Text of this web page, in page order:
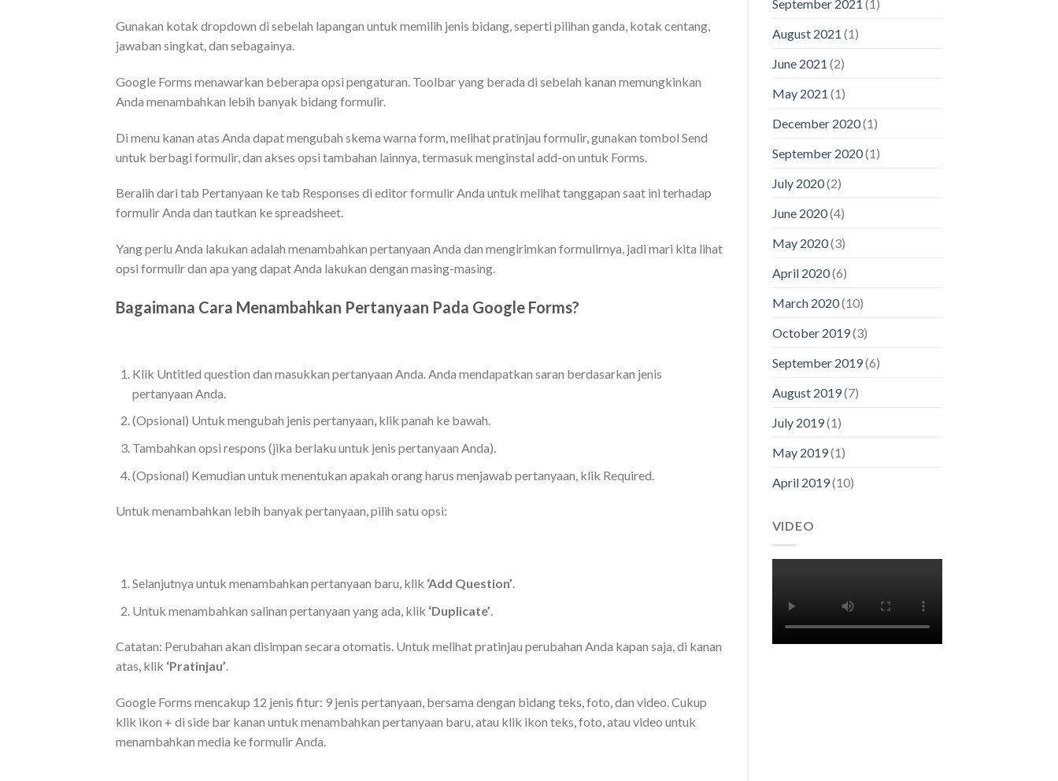
Gunakan kotak dropdown di sebelah lapangan untuk memilih jenis bidang, seperti pilihan ganda, kotak centang,
jawaban singkat, dan sebagainya.
Google Forms menawarkan beberapa opsi pengaturan. Toolbar yang berada di sebelah kanan memungkinkan
Anda menambahkan lebih banyak bidang formulir.
Di menu kanan atas Anda dapat mengubah skema warna form, melihat pratinjau formulir, gunakan tombol Send
untuk berbagi formulir, dan akses opsi tambahan lainnya, termasuk menginstal add-on untuk Forms.
Beralih dari tab Pertanyaan ke tab Responses di editor formulir Anda untuk melihat tanggapan saat ini terhadap
formulir Anda dan tautkan ke spreadsheet.
Yang perlu Anda lakukan adalah menambahkan pertanyaan Anda dan mengirimkan formulirnya, jadi mari kita lihat
opsi formulir dan apa yang dapat Anda lakukan dengan masing-masing.
Bagaimana Cara Menambahkan Pertanyaan Pada Google Forms?
Klik Untitled question dan masukkan pertanyaan Anda. Anda mendapatkan saran berdasarkan jenis
pertanyaan Anda.
(Opsional) Untuk mengubah jenis pertanyaan, klik panah ke bawah.
Tambahkan opsi respons (jika berlaku untuk jenis pertanyaan Anda).
(Opsional) Kemudian untuk menentukan apakah orang harus menjawab pertanyaan, klik Required.
Untuk menambahkan lebih banyak pertanyaan, pilih satu opsi:
Selanjutnya untuk menambahkan pertanyaan baru, klik ‘Add Question’.
Untuk menambahkan salinan pertanyaan yang ada, klik ‘Duplicate’
Catatan: Perubahan akan disimpan secara otomatis. Untuk melihat pratinjau perubahan Anda kapan saja, di kanan
atas, klik ‘Pratinjau’.
Google Forms mencakup 12 jenis fitur: 9 jenis pertanyaan, bersama dengan bidang teks, foto, dan video. Cukup
klik ikon + di side bar kanan untuk menambahkan pertanyaan baru, atau klik ikon teks, foto, atau video untuk
menambahkan media ke formulir Anda.
September 2021 (1)
August 2021 (1)
June 2021 (2)
May 2021 (1)
December 2020(1)
September 2020(1)
July 2020(2)
June 2020(4)
May 2020(3)
April 2020(6)
March 2020(10)
October 2019(3)
September 2019(6)
August 2019(7)
July 2019(1)
May 2019(1)
April 2019(10)
VIDEO